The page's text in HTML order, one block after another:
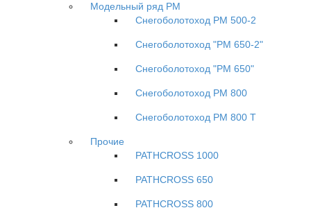
Модельный ряд РМ
Снегоболотоход РМ 500-2
Снегоболотоход "РМ 650-2"
Снегоболотоход "РМ 650"
Снегоболотоход РМ 800
Снегоболотоход РМ 800 Т
Прочие
PATHCROSS 1000
PATHCROSS 650
PATHCROSS 800